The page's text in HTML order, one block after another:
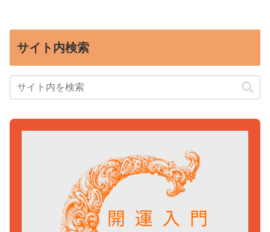
サイト内検索